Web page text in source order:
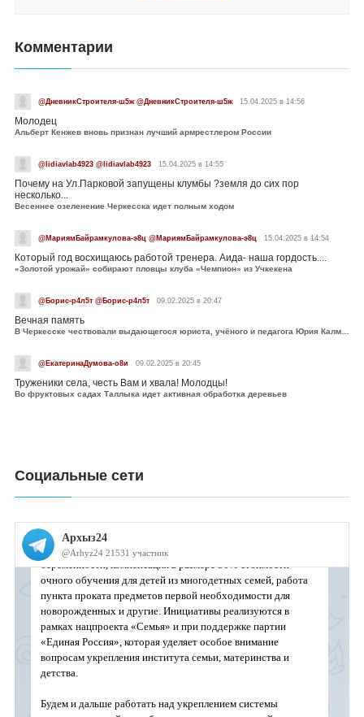
Комментарии
@ДневникСтроителя-ш5ж @ДневникСтроителя-ш5ж 15.04.2025 в 14:56
Молодец
Альберт Кенжев вновь признан лучший армрестлером России
@lidiavlab4923 @lidiavlab4923 15.04.2025 в 14:55
Почему на Ул.Парковой запущены клумбы ?земля до сих пор
несколько...
Весеннее озеленение Черкесска идет полным ходом
@МариямБайрамкулова-э8ц @МариямБайрамкулова-э8ц 15.04.2025 в 14:54
Который год восхищаюсь работой тренера. Аида- наша гордость....
«Золотой урожай» собирают пловцы клуба «Чемпион» из Учкекена
@Борис-р4л5т @Борис-р4л5т 09.02.2025 в 20:47
Вечная память
В Черкесске чествовали выдающегося юриста, учёного и педагога Юрия Калмыкова
@ЕкатеринаДумова-о8и 09.02.2025 в 20:45
Труженики села, честь Вам и хвала! Молодцы!
Во фруктовых садах Таллыка идет активная обработка деревьев
Социальные сети